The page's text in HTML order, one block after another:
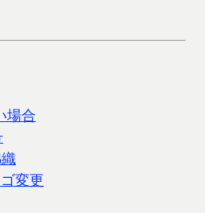
場合
変更